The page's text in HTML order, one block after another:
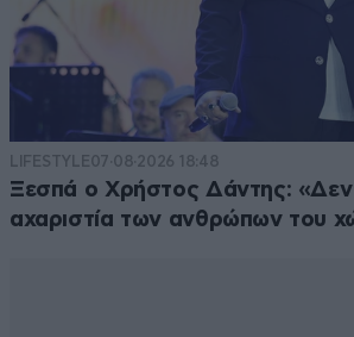
LIFESTYLE07·08·2026 18:48
Ξεσπά ο Χρήστος Δάντης: «Δεν
αχαριστία των ανθρώπων του